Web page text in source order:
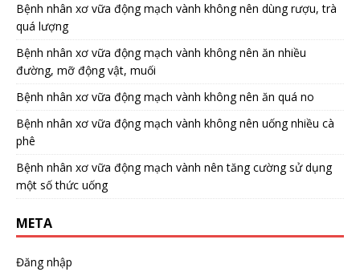
Bệnh nhân xơ vữa động mạch vành không nên dùng rượu, trà
quá lượng
Bệnh nhân xơ vữa động mạch vành không nên ăn nhiều
đường, mỡ động vật, muối
Bệnh nhân xơ vữa động mạch vành không nên ăn quá no
Bệnh nhân xơ vữa động mạch vành không nên uống nhiều cà
phê
Bệnh nhân xơ vữa động mạch vành nên tăng cường sử dụng
một số thức uống
META
Đăng nhập